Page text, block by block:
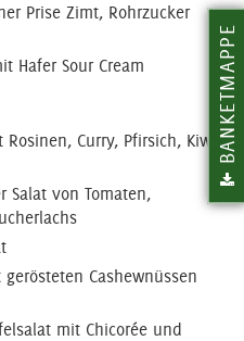
Prise Zimt, Rohrzucker
Hafer Sour Cream
Curry, Pfirsich, Kiwi
Salat von Tomaten,
Cashewnüssen
mit Chicorée und
BANKETMAPPE